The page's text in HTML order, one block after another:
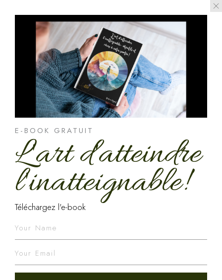
E-BOOK GRATUIT
L'art d'atteindre
l'inatteignable!
Téléchargez l'e-book